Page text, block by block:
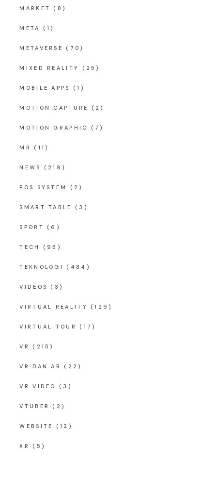
MARKET (8)
META (1)
METAVERSE (70)
MIXED REALITY (25)
MOBILE APPS (1)
MOTION CAPTURE (2)
MOTION GRAPHIC (7)
MR (11)
NEWS (219)
POS SYSTEM (2)
SMART TABLE (3)
SPORT (6)
TECH (95)
TEKNOLOGI (484)
VIDEOS (3)
VIRTUAL REALITY (129)
VIRTUAL TOUR (17)
VR (215)
VR DAN AR (22)
VR VIDEO (3)
VTUBER (2)
WEBSITE (12)
XR (5)